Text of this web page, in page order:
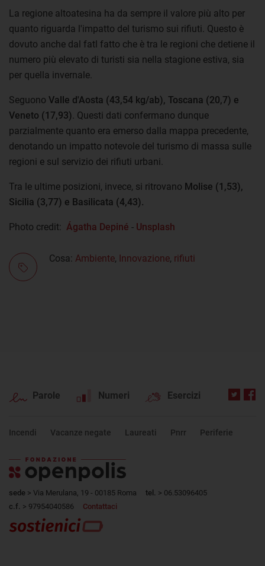
La regione altoatesina ha da sempre il valore più alto per
quanto riguarda l'impatto del turismo sui rifiuti. Questo è
dovuto anche dal fatl fatto che è tra le regioni che detiene il
numero più elevato di turisti sia nella stagione estiva, sia
per quella invernale.
Seguono Valle d'Aosta (43,54 kg/ab), Toscana (20,7) e
Veneto (17,93) . Questi dati confermano dunque
parzialmente quanto era emerso dalla mappa precedente,
denotando un impatto notevole del turismo di massa sulle
regioni e sul servizio dei rifiuti urbani.
Tra le ultime posizioni, invece, si ritrovano Molise (1,53),
Sicilia (3,77) e Basilicata (4,43).
Photo credit: Ágatha Depiné - Unsplash
Cosa: Ambiente, Innovazione, rifiuti
Parole Numeri Esercizi
Incendi Vacanze negate Laureati Pnrr Periferie
sede > Via Merulana, 19 - 00185 Roma tel. > 06.53096405
c.f. > 97954040586 Contattaci